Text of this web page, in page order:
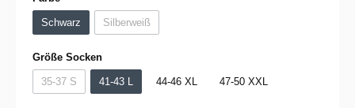
Schwarz Silberweiß(Diese Option ist zurzeit nicht verfügbar.)
Größe Sockenauswählen
35-37 S(Diese Option ist zurzeit nicht verfügbar.)
41-43 L 44-46 XL 47-50 XXL